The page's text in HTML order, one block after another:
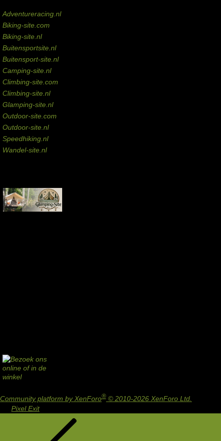
Adventureracing.nl
Biking-site.com
Biking-site.nl
Buitensportsite.nl
Buitensport-site.nl
Camping-site.nl
Climbing-site.com
Climbing-site.nl
Glamping-site.nl
Outdoor-site.com
Outdoor-site.nl
Speedhiking.nl
Wandel-site.nl
Community platform by XenForo® © 2010-2026 XenForo Ltd.
Pixel Exit